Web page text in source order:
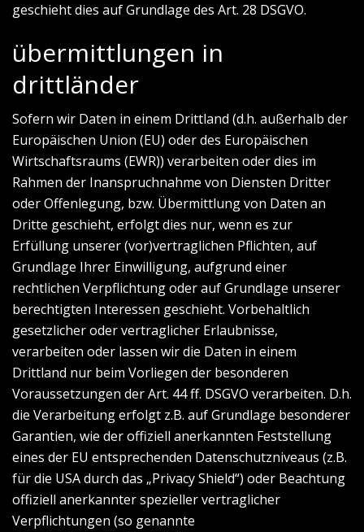
geschieht dies auf Grundlage des Art. 28 DSGVO.
übermittlungen in
drittländer
Sofern wir Daten in einem Drittland (d.h. außerhalb der
Europäischen Union (EU) oder des Europäischen
Wirtschaftsraums (EWR)) verarbeiten oder dies im
Rahmen der Inanspruchnahme von Diensten Dritter
oder Offenlegung, bzw. Übermittlung von Daten an
Dritte geschieht, erfolgt dies nur, wenn es zur
Erfüllung unserer (vor)vertraglichen Pflichten, auf
Grundlage Ihrer Einwilligung, aufgrund einer
rechtlichen Verpflichtung oder auf Grundlage unserer
berechtigten Interessen geschieht. Vorbehaltlich
gesetzlicher oder vertraglicher Erlaubnisse,
verarbeiten oder lassen wir die Daten in einem
Drittland nur beim Vorliegen der besonderen
Voraussetzungen der Art. 44 ff. DSGVO verarbeiten. D.h.
die Verarbeitung erfolgt z.B. auf Grundlage besonderer
Garantien, wie der offiziell anerkannten Feststellung
eines der EU entsprechenden Datenschutzniveaus (z.B.
für die USA durch das „Privacy Shield“) oder Beachtung
offiziell anerkannter spezieller vertraglicher
Verpflichtungen (so genannte